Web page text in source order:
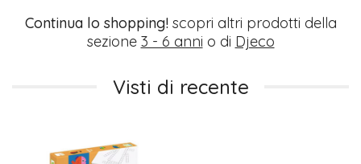
Continua lo shopping!scopri altri prodotti della
sezione 3 - 6 anni o di Djeco
Visti di recente